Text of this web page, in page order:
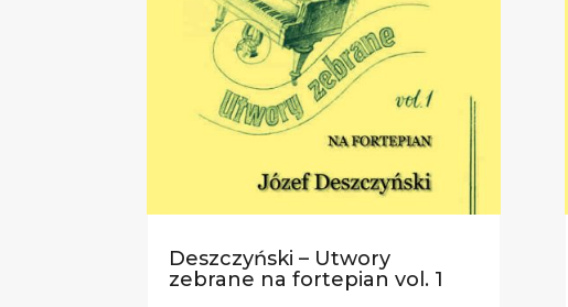
Deszczyński – Utwory
zebrane na fortepian vol. 1